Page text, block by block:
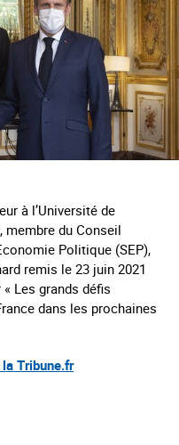
à l’Université de
membre du Conseil
Politique (SEP),
remis le 23 juin 2021
Les grands défis
dans les prochaines
la Tribune.fr